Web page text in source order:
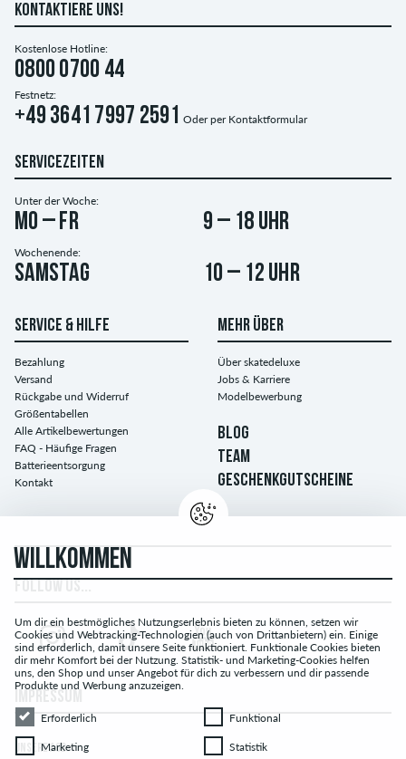
KONTAKTIERE UNS!
Kostenlose Hotline:
0800 0700 44
Festnetz:
+49 3641 7997 2591 Oder per Kontaktformular
SERVICEZEITEN
Unter der Woche:
Mo – Fr 9 – 18 Uhr
Wochenende:
Samstag 10 – 12 Uhr
SERVICE & HILFE
Bezahlung
Versand
Rückgabe und Widerruf
Größentabellen
Alle Artikelbewertungen
FAQ - Häufige Fragen
Batterieentsorgung
Kontakt
MEHR ÜBER
Über skatedeluxe
Jobs & Karriere
Modelbewerbung
BLOG
TEAM
GESCHENKGUTSCHEINE
UNSERE AGB
WILLKOMMEN
Um dir ein bestmögliches Nutzungserlebnis bieten zu können, setzen wir
Cookies und Webtracking-Technologien (auch von Drittanbietern) ein. Einige
sind erforderlich, damit unsere Seite funktioniert. Funktionale Cookies bieten
dir mehr Komfort bei der Nutzung. Statistik- und Marketing-Cookies helfen
uns, den Shop und unser Angebot für dich zu verbessern und dir passende
Produkte und Werbung anzuzeigen.
Erforderlich
Erforderlich FunktionalFunktional
MarketingMarketing StatistikStatistik